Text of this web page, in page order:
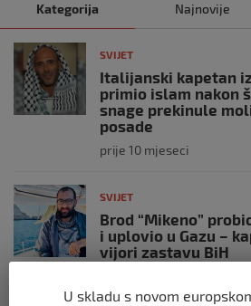
Kategorija Najnovije
SVIJET
Italijanski kapetan
primio islam nakon
snage prekinule
posade
prije 10 mjeseci
SVIJET
Brod “Mikeno”
i uplovio u Gazu –
vijori zastavu BiH
U skladu s novom